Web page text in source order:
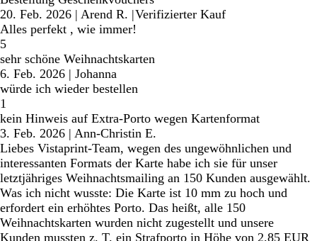
20. Feb. 2026 | Arend R. |Verifizierter Kauf
Alles perfekt , wie immer!
5
sehr schöne Weihnachtskarten
6. Feb. 2026 | Johanna
würde ich wieder bestellen
1
kein Hinweis auf Extra-Porto wegen Kartenformat
3. Feb. 2026 | Ann-Christin E.
Liebes Vistaprint-Team, wegen des ungewöhnlichen und
interessanten Formats der Karte habe ich sie für unser
letztjähriges Weihnachtsmailing an 150 Kunden ausgewählt.
Was ich nicht wusste: Die Karte ist 10 mm zu hoch und
erfordert ein erhöhtes Porto. Das heißt, alle 150
Weihnachtskarten wurden nicht zugestellt und unsere
Kunden mussten z. T. ein Strafporto in Höhe von 2,85 EUR